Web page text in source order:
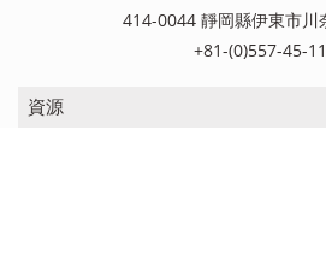
414-0044 靜岡縣伊東市川
+81-(0)557-45-
資源